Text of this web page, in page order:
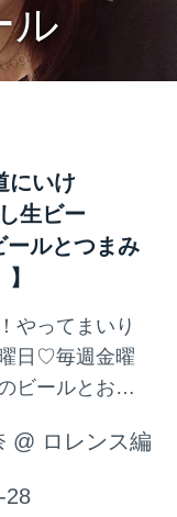
ル
にいけ
生ビー
ルとつまみ
やってまいり
日♡毎週金曜
ビールとおつ
みとれいな
@ ロレンス編